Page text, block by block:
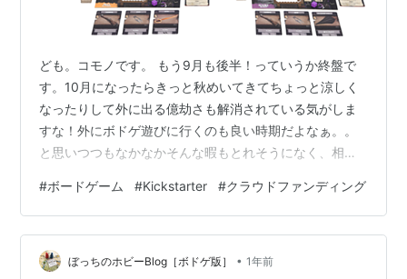
ども。コモノです。 もう9月も後半！っていうか終盤で
す。10月になったらきっと秋めいてきてちょっと涼しく
なったりして外に出る億劫さも解消されている気がしま
すな！外にボドゲ遊びに行くのも良い時期だよなぁ。。
と思いつつもなかなかそんな暇もとれそうになく、相変
ドイツのエッセンも楽しみになってきた9月最後の気にな
るKickボドゲのピックアップですよ！ Timeless
Journeys: The Italian Grand Tour – Relaunch Distilled:
Cocktails The Sheep: A Ghastly Game …
#ボードゲーム #Kickstarter #クラウドファンディング
ぼっちのホビーBlog［ボドゲ版］ • 1年前